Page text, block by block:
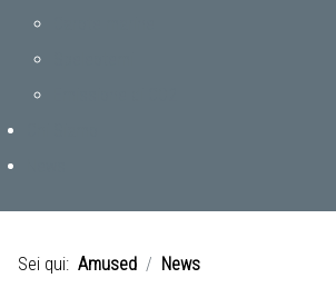
Sei qui: Amused
News